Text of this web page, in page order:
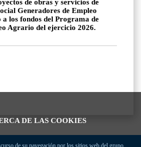
DE LAS COOKIES
de su navegación por los sitios web del grupo
de obras y servicios de
Generadores de Empleo
a los fondos del Programa de
Agrario del ejercicio 2026.